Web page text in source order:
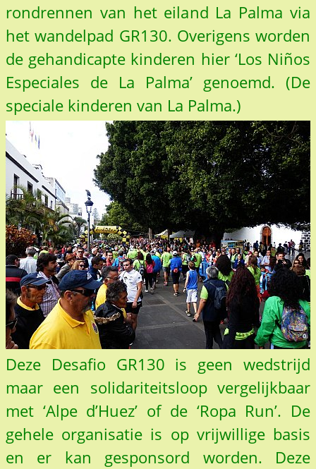
rondrennen van het eiland La Palma via
het wandelpad GR130. Overigens worden
de gehandicapte kinderen hier ‘Los Niños
Especiales de La Palma’ genoemd. (De
speciale kinderen van La Palma.)
Deze Desafio GR130 is geen wedstrijd
maar een solidariteitsloop vergelijkbaar
met ‘Alpe d’Huez’ of de ‘Ropa Run’. De
gehele organisatie is op vrijwillige basis
en er kan gesponsord worden. Deze